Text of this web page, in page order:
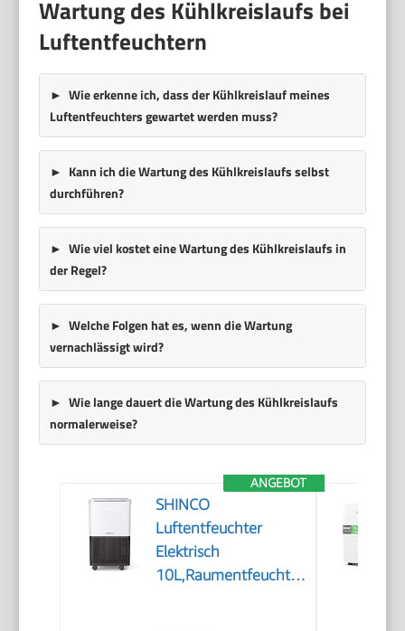
Wartung des Kühlkreislaufs bei
Luftentfeuchtern
Wie erkenne ich, dass der Kühlkreislauf meines
Luftentfeuchters gewartet werden muss?
Kann ich die Wartung des Kühlkreislaufs selbst
durchführen?
Wie viel kostet eine Wartung des Kühlkreislaufs in
der Regel?
Welche Folgen hat es, wenn die Wartung
vernachlässigt wird?
Wie lange dauert die Wartung des Kühlkreislaufs
normalerweise?
ANGEBOT
SHINCO
Luftentfeuchter
Elektrisch
10L,Raumentfeuchter